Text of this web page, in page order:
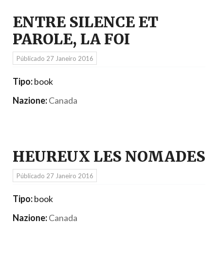
ENTRE SILENCE ET
PAROLE, LA FOI
Públicado 27 Janeiro 2016
Tipo:book
Nazione:Canada
HEUREUX LES NOMADES
Públicado 27 Janeiro 2016
Tipo:book
Nazione:Canada